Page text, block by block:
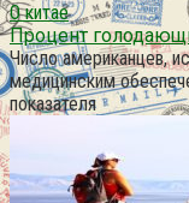
О китае
Процент
Число американцев,
медицинским
показателя